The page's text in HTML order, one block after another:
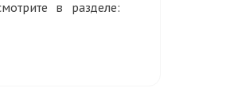
в разделе: